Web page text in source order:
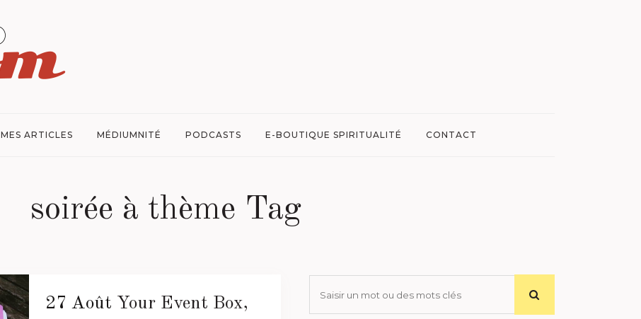
MES ARTICLES MÉDIUMNITÉ PODCASTS E-BOUTIQUE SPIRITUALITÉ CONTACT
soirée à thème Tag
27 Août Your Event Box,